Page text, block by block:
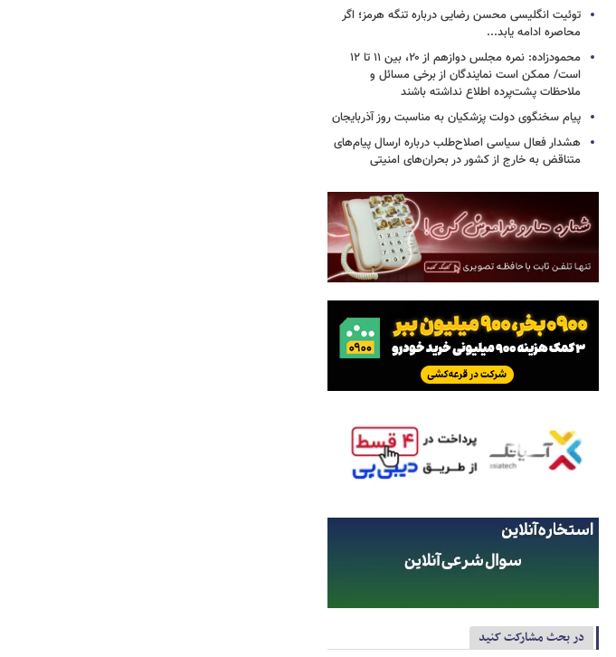
توئیت انگلیسی محسن رضایی درباره تنگه هرمز؛ اگر
محاصره ادامه یابد...
محمودزاده: نمره مجلس دوازهم از ۲۰، بین ۱۱ تا ۱۲
است/ ممکن است نمایندگان از برخی مسائل و
ملاحظات پشت‌پرده اطلاع نداشته باشند
پیام سخنگوی دولت پزشکیان به مناسبت روز آذربایجان
هشدار فعال سیاسی اصلاح‌طلب درباره ارسال پیام‌های
متناقض به خارج از کشور در بحران‌های امنیتی
در بحث مشارکت کنید